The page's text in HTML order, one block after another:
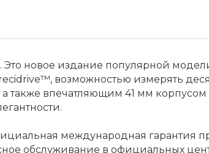
новое издание популярной
возможностью измерять
также впечатляющим 41 мм корпусом
международная гарантия
обслуживание в официальных